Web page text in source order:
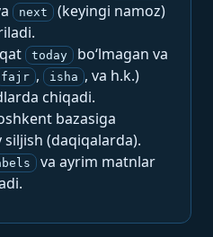
next
(keyingi namoz)
today
bo‘lmagan va
fajr , isha , va h.k.)
chiqadi.
bazasiga
(daqiqalarda).
va ayrim matnlar